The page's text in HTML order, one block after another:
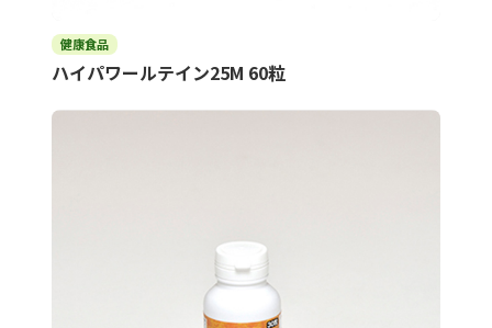
健康食品
ハイパワールテイン25M 60粒